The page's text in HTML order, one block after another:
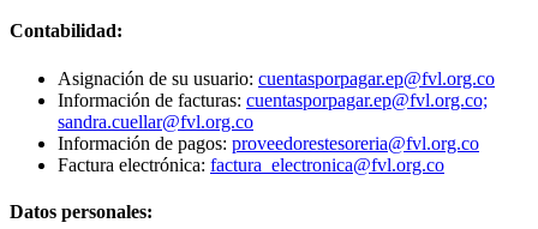
Contabilidad:
Asignación de su usuario: cuentasporpagar.ep@fvl.org.co
Información de facturas: cuentasporpagar.ep@fvl.org.co;
sandra.cuellar@fvl.org.co
Información de pagos: proveedorestesoreria@fvl.org.co
Factura electrónica: factura_electronica@fvl.org.co
Datos personales: